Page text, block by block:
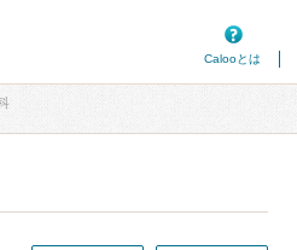
Calooとは